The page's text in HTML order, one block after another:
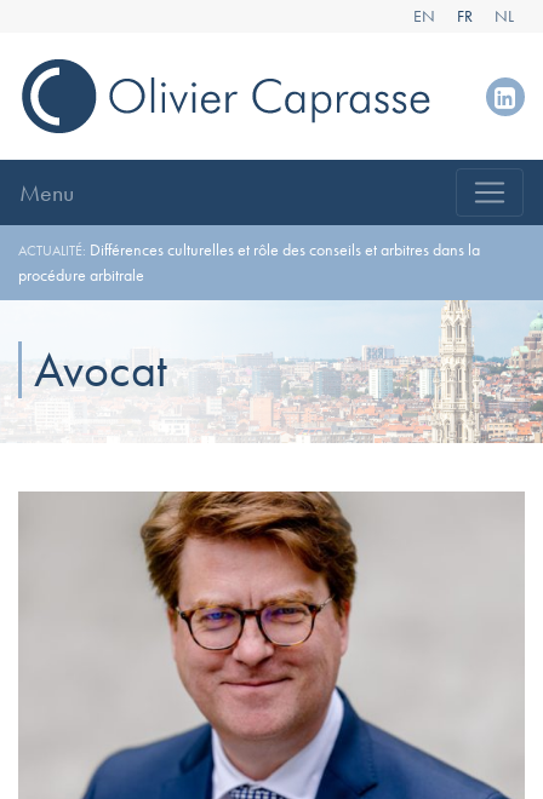
EN FR NL
Menu
ACTUALITÉ: Différences culturelles et rôle des conseils et arbitres dans la
procédure arbitrale
Avocat